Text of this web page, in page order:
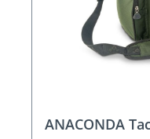
ANACONDA